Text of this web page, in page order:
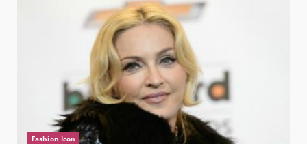
Fashion Icon